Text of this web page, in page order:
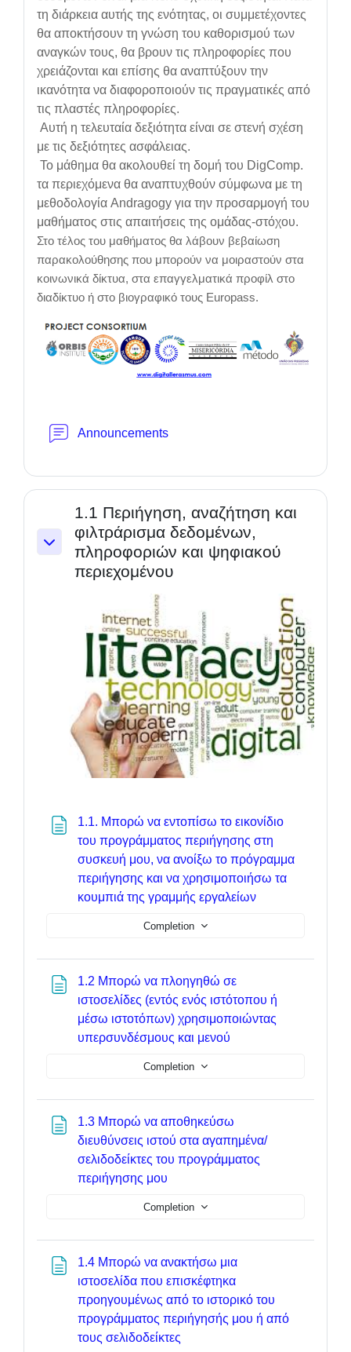
τη διάρκεια αυτής της ενότητας, οι συμμετέχοντες
θα αποκτήσουν τη γνώση του καθορισμού των
αναγκών τους, θα βρουν τις πληροφορίες που
χρειάζονται και επίσης θα αναπτύξουν την
ικανότητα να διαφοροποιούν τις πραγματικές από
τις πλαστές πληροφορίες.
Αυτή η τελευταία δεξιότητα είναι σε στενή σχέση
με τις δεξιότητες ασφάλειας.
Το μάθημα θα ακολουθεί τη δομή του DigComp.
τα περιεχόμενα θα αναπτυχθούν σύμφωνα με τη
μεθοδολογία Andragogy για την προσαρμογή του
μαθήματος στις απαιτήσεις της ομάδας-στόχου.
Στο τέλος του μαθήματος θα λάβουν βεβαίωση
παρακολούθησης που μπορούν να μοιραστούν στα
κοινωνικά δίκτυα, στα επαγγελματικά προφίλ στο
διαδίκτυο ή στο βιογραφικό τους Europass.
Announcements
Collapse
1.1 Περιήγηση, αναζήτηση και
φιλτράρισμα δεδομένων,
πληροφοριών και ψηφιακού
περιεχομένου
1.1. Μπορώ να εντοπίσω το εικονίδιο
του προγράμματος περιήγησης στη
συσκευή μου, να ανοίξω το πρόγραμμα
περιήγησης και να χρησιμοποιήσω τα
κουμπιά της γραμμής εργαλείωνPage
Completion
1.2 Μπορώ να πλοηγηθώ σε
ιστοσελίδες (εντός ενός ιστότοπου ή
μέσω ιστοτόπων) χρησιμοποιώντας
υπερσυνδέσμους και μενού
Completion
1.3 Μπορώ να αποθηκεύσω
διευθύνσεις ιστού στα αγαπημένα/
σελιδοδείκτες του προγράμματος
περιήγησης μου
Completion
1.4 Μπορώ να ανακτήσω μια
ιστοσελίδα που επισκέφτηκα
προηγουμένως από το ιστορικό του
προγράμματος περιήγησής μου ή από
τους σελιδοδείκτες